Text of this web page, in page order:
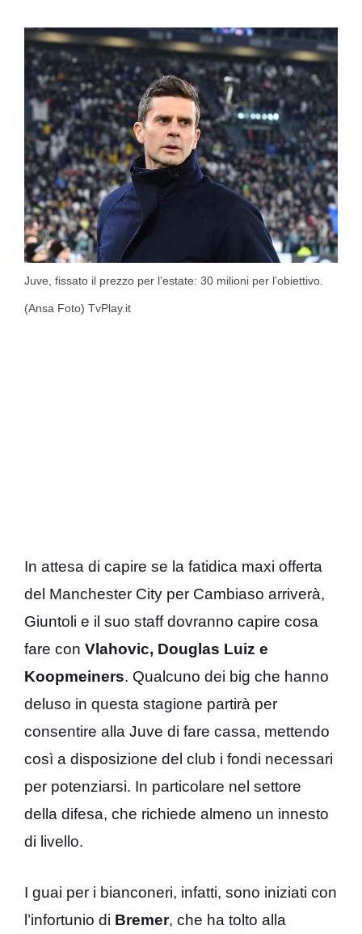
Juve, fissato il prezzo per l’estate: 30 milioni per l’obiettivo.
(Ansa Foto) TvPlay.it
In attesa di capire se la fatidica maxi offerta
del Manchester City per Cambiaso arriverà,
Giuntoli e il suo staff dovranno capire cosa
fare con Vlahovic, Douglas Luiz e
Koopmeiners. Qualcuno dei big che hanno
deluso in questa stagione partirà per
consentire alla Juve di fare cassa, mettendo
così a disposizione del club i fondi necessari
per potenziarsi. In particolare nel settore
della difesa, che richiede almeno un innesto
di livello.
I guai per i bianconeri, infatti, sono iniziati con
l’infortunio di Bremer, che ha tolto alla